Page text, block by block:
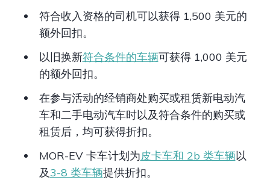
符合收入资格的司机可以获得 1,500 美元的
额外回扣。
以旧换新符合条件的车辆可获得 1,000 美元
的额外回扣。
在参与活动的经销商处购买或租赁新电动汽
车和二手电动汽车时以及符合条件的购买或
租赁后，均可获得折扣。
MOR-EV 卡车计划为皮卡车和 2b 类车辆以
及3-8 类车辆提供折扣。